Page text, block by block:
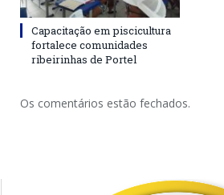
Capacitação em piscicultura
fortalece comunidades
ribeirinhas de Portel
Os comentários estão fechados.